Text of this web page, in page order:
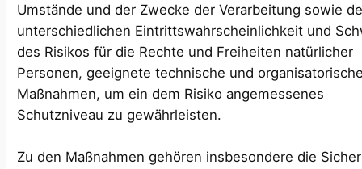
Umstände und der Zwecke der Verarbeitung sowie
unterschiedlichen Eintrittswahrscheinlichkeit und
des Risikos für die Rechte und Freiheiten natürlicher
Personen, geeignete technische und
Maßnahmen, um ein dem Risiko angemessenes
Schutzniveau zu gewährleisten.
Zu den Maßnahmen gehören insbesondere die